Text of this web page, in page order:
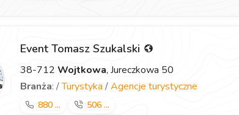
Event Tomasz Szukalski
38-712 Wojtkowa, Jureczkowa 50
Branża: /Turystyka /Agencje turystyczne
880 ... 506 ...